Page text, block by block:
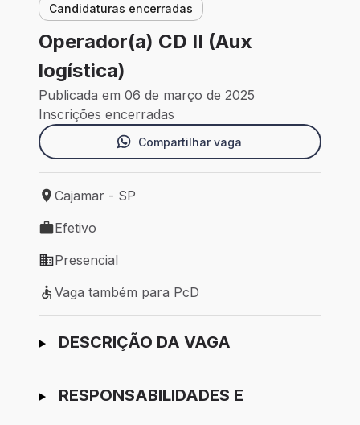
Candidaturas encerradas
Operador(a) CD II (Aux
logística)
Publicada em 06 de março de 2025
Inscrições encerradas
Compartilhar vaga
Local de trabalho: Cajamar - SP
Cajamar - SP
Tipo de vaga: Efetivo
Efetivo
Modelo de trabalho: Presencial
Presencial
Vaga também para PcD
Vaga também para PcD
Ir para candidatura
DESCRIÇÃO DA VAGA
RESPONSABILIDADES E